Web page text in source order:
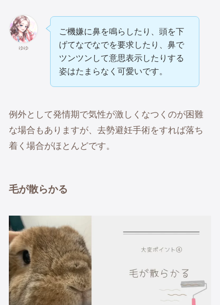
ゆゆ
ご機嫌に鼻を鳴らしたり、頭を下
げてなでなでを要求したり、鼻で
ツンツンして意思表示したりする
姿はたまらなく可愛いです。
例外として発情期で気性が激しくなつくのが困難
な場合もありますが、去勢避妊手術をすれば落ち
着く場合がほとんどです。
毛が散らかる